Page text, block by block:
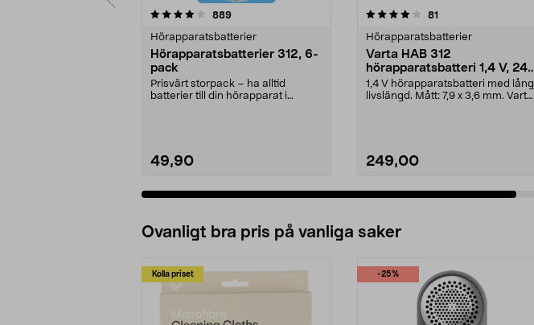
889recensioner
Hörapparatsbatterier
Hörapparatsbatterier 312, 6-
pack
Prisvärt storpack – ha alltid
batterier till din hörapparat i
49,90
4.0 av 5 stjärnor 81
Hörapparatsbatterier
Varta HAB 312
hörapparatsbatteri 1,4 V, 24-
pack
1,4 V hörapparatsbatteri med lång
livslängd. Mått: 7,9 x 3,6 mm. Varta
249,00
4.5 av 5 stjärnor
Ovanligt bra pris på vanliga saker
Kolla priset -25%